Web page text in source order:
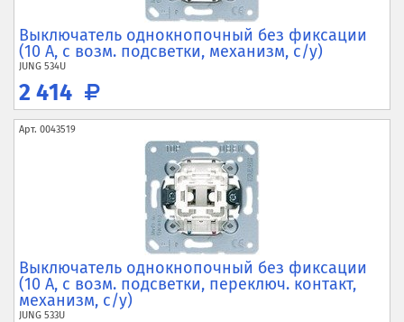
Выключатель однокнопочный без фиксации
(10 А, с возм. подсветки, механизм, с/у)
JUNG 534U
2 414
Арт. 0043519
Выключатель однокнопочный без фиксации
(10 А, с возм. подсветки, переключ. контакт,
механизм, с/у)
JUNG 533U